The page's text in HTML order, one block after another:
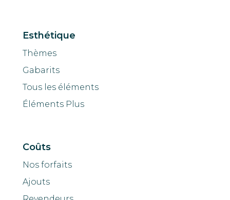
Esthétique
Thèmes
Gabarits
Tous les éléments
Éléments Plus
Coûts
Nos forfaits
Ajouts